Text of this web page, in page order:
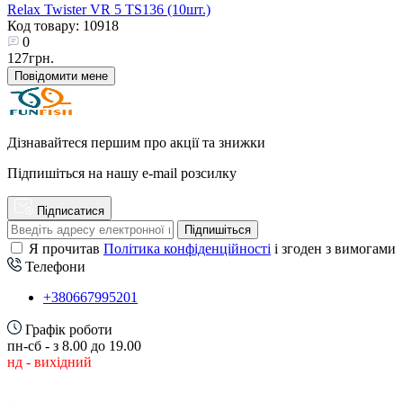
Relax Twister VR 5 TS136 (10шт.)
Код товару: 10918
0
127грн.
Повідомити мене
Дізнавайтеся першим про акції та знижки
Підпишіться на нашу e-mail розсилку
Підписатися
Підпишіться
Я прочитав Політика конфіденційності і згоден з вимогами
Телефони
+380667995201
Графік роботи
пн-сб - з 8.00 до 19.00
нд - вихідний